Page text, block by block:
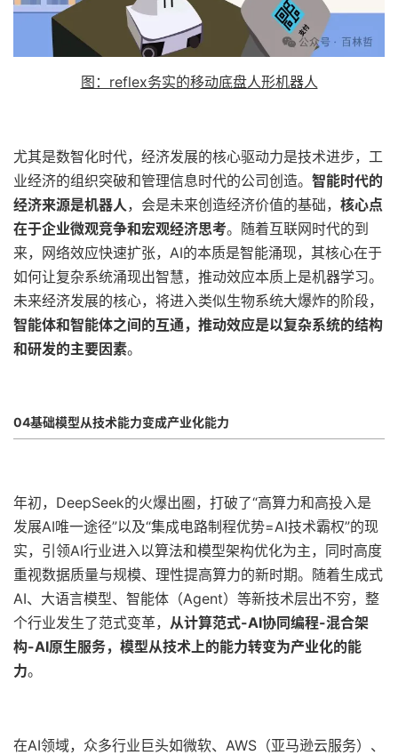
图：reflex务实的移动底盘人形机器人
尤其是数智化时代，经济发展的核心驱动力是技术进步，工
业经济的组织突破和管理信息时代的公司创造。 智能时代的
经济来源是机器人，会是未来创造经济价值的基础， 核心点
在于企业微观竞争和宏观经济思考。随着互联网时代的到
来，网络效应快速扩张，AI的本质是智能涌现，其核心在于
如何让复杂系统涌现出智慧，推动效应本质上是机器学习。
未来经济发展的核心，将进入类似生物系统大爆炸的阶段，
智能体和智能体之间的互通，推动效应是以复杂系统的结构
和研发的主要因素。
04基础模型从技术能力变成产业化能力
年初，DeepSeek的火爆出圈，打破了“高算力和高投入是
发展AI唯一途径”以及“集成电路制程优势=AI技术霸权”的现
实，引领AI行业进入以算法和模型架构优化为主，同时高度
重视数据质量与规模、理性提高算力的新时期。随着生成式
AI、大语言模型、智能体（Agent）等新技术层出不穷，整
个行业发生了范式变革， 从计算范式-AI协同编程-混合架
构-AI原生服务，模型从技术上的能力转变为产业化的能
力。
在AI领域，众多行业巨头如微软、AWS（亚马逊云服务）、